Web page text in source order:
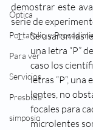
Óptica
Portafolio y
Para ver
Servicios
Presbicia
simposio
demostrar este
serie de
Se usaron las
una letra “P”
caso los
letras “P”, una
lentes, no
focales para
microlentes